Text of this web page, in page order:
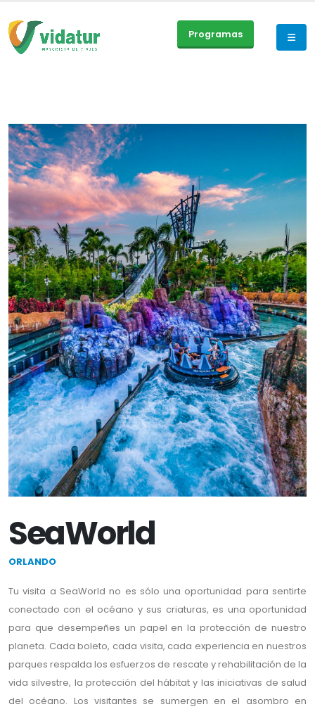
Programas
SeaWorld
ORLANDO
Tu visita a SeaWorld no es sólo una oportunidad para sentirte
conectado con el océano y sus criaturas, es una oportunidad
para que desempeñes un papel en la protección de nuestro
planeta. Cada boleto, cada visita, cada experiencia en nuestros
parques respalda los esfuerzos de rescate y rehabilitación de la
vida silvestre, la protección del hábitat y las iniciativas de salud
del océano. Los visitantes se sumergen en el asombro en